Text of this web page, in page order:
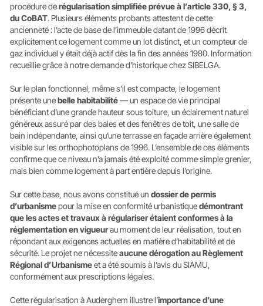
procédure derégularisation simplifiée prévue à l’article 330, § 3,
du CoBAT. Plusieurs éléments probants attestent de cette
ancienneté : l’acte de base de l’immeuble datant de 1996 décrit
explicitement ce logement comme un lot distinct, et un compteur de
gaz individuel y était déjà actif dès la fin des années 1980. Information
recueillie grâce à notre demande d’historique chez SIBELGA.
Sur le plan fonctionnel, même s’il est compacte, le logement
présente unebelle habitabilité— un espace de vie principal
bénéficiant d’une grande hauteur sous toiture, un éclairement naturel
généreux assuré par des baies et des fenêtres de toit, une salle de
bain indépendante, ainsi qu’une terrasse en façade arrière également
visible sur les orthophotoplans de 1996. L’ensemble de ces éléments
confirme que ce niveau n’a jamais été exploité comme simple grenier,
mais bien comme logement à part entière depuis l’origine.
Sur cette base, nous avons constitué undossier de permis
d’urbanismepour la mise en conformité urbanistiquedémontrant
que les actes et travaux à régulariser étaient conformes à la
réglementation en vigueurau moment de leur réalisation, tout en
répondant aux exigences actuelles en matière d’habitabilité et de
sécurité. Le projet ne nécessiteaucune dérogation au Règlement
Régional d’Urbanismeet a été soumis à l’avis du SIAMU,
conformément aux prescriptions légales.
Cette régularisation à Auderghem illustre l’importance d’une